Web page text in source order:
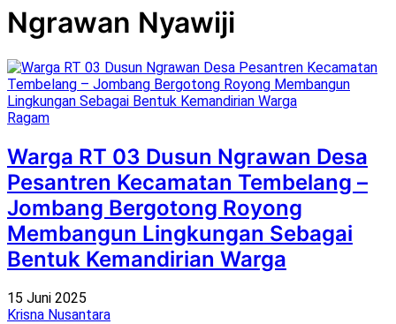
Ngrawan Nyawiji
Ragam
Warga RT 03 Dusun Ngrawan Desa
Pesantren Kecamatan Tembelang –
Jombang Bergotong Royong
Membangun Lingkungan Sebagai
Bentuk Kemandirian Warga
15 Juni 2025
Krisna Nusantara